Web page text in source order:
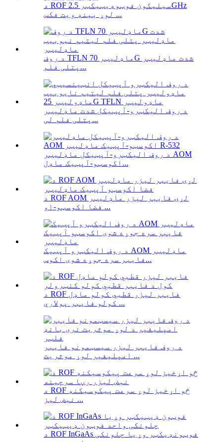
د ROF سیلیکون فوټوډیټیکټر 2.5GHz
لوړ بینډ ویت فکس ...
د روف TFLN ماډلیټر 70G شدت ماډلیټر
پتلی فلم...
د روف الیکټرو-آپټیکل شدت ماډلیټر
پتلی فلم لی...
د روف الیکټرو-آپټیکل ماډلیټر AOM
اکوسټو-آپټیک ماډل...
د ROF AOM لړۍ فایبر لیزر ماډلیټر
فضا اکوسټو-او ...
د روف الیکټرو آپټیک AOM ماډلیټر
فایبر سره جوړه شوی اکوس...
د ROF فایبر لیزر قطبي کولو ماډل
کولو فایبر پولاري ...
د روف فایبر لیزر سیسټمونو فایبر
امپلیفیر لوړ موثریت ...
د ROF څو اړخیز لوړ سرعت پیکوسیکنډ
نبض لیز ...
د ROF InGaAs فوټونډیکټر وړیا چلونکی